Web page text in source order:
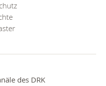
des DRK